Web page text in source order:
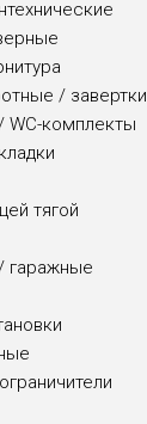
/ завертки
комплекты
тягой
гаражные